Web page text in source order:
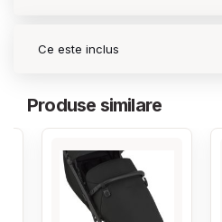
Ce este inclus
Produse similare